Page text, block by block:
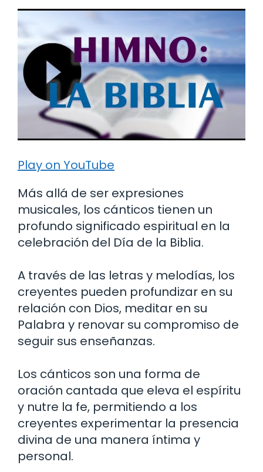
Play on YouTube
Más allá de ser expresiones
musicales, los cánticos tienen un
profundo significado espiritual en la
celebración del Día de la Biblia.
A través de las letras y melodías, los
creyentes pueden profundizar en su
relación con Dios, meditar en su
Palabra y renovar su compromiso de
seguir sus enseñanzas.
Los cánticos son una forma de
oración cantada que eleva el espíritu
y nutre la fe, permitiendo a los
creyentes experimentar la presencia
divina de una manera íntima y
personal.